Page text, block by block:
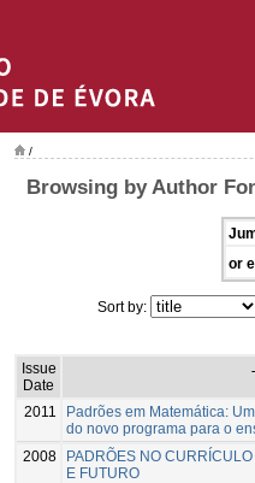
/
Browsing by Author
or
Sort by:
Issue
Date
2011
Padrões em Matemática:
do novo programa para o
2008
PADRÕES NO
E FUTURO